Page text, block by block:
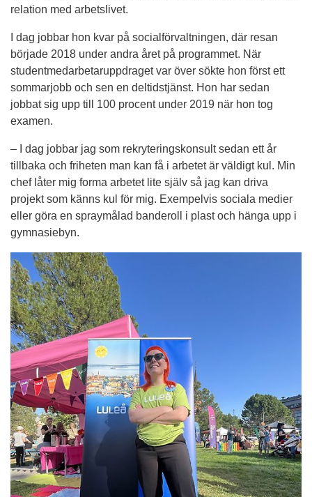
relation med arbetslivet.
I dag jobbar hon kvar på socialförvaltningen, där resan
började 2018 under andra året på programmet. När
studentmedarbetaruppdraget var över sökte hon först ett
sommarjobb och sen en deltidstjänst. Hon har sedan
jobbat sig upp till 100 procent under 2019 när hon tog
examen.
– I dag jobbar jag som rekryteringskonsult sedan ett år
tillbaka och friheten man kan få i arbetet är väldigt kul. Min
chef låter mig forma arbetet lite själv så jag kan driva
projekt som känns kul för mig. Exempelvis sociala medier
eller göra en spraymålad banderoll i plast och hänga upp i
gymnasiebyn.